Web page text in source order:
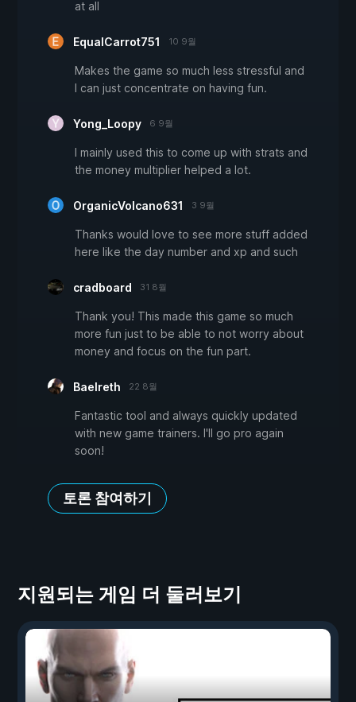
at all
EqualCarrot751 10 9월
Makes the game so much less stressful and
I can just concentrate on having fun.
Yong_Loopy 6 9월
I mainly used this to come up with strats and
the money multiplier helped a lot.
OrganicVolcano631 3 9월
Thanks would love to see more stuff added
here like the day number and xp and such
cradboard 31 8월
Thank you! This made this game so much
more fun just to be able to not worry about
money and focus on the fun part.
Baelreth 22 8월
Fantastic tool and always quickly updated
with new game trainers. I'll go pro again
soon!
토론 참여하기
지원되는 게임 더 둘러보기